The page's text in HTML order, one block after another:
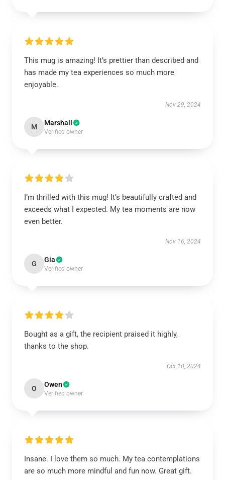
This mug is amazing! It’s prettier than described and
has made my tea experiences so much more
enjoyable.
Nov 29, 2024
M Marshall
Verified owner
I’m thrilled with this mug! It’s beautifully crafted and
exceeds what I expected. My tea moments are now
even better.
Nov 16, 2024
G Gia
Verified owner
Bought as a gift, the recipient praised it highly,
thanks to the shop.
Oct 10, 2024
O Owen
Verified owner
Insane. I love them so much. My tea contemplations
are so much more mindful and fun now. Great gift.